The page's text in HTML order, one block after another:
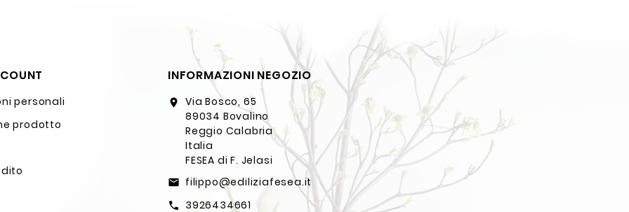
personali
prodotto
INFORMAZIONI NEGOZIO
location_on
Via Bosco, 65
89034 Bovalino
Reggio Calabria
Italia
FESEA di F. Jelasi
email filippo@ediliziafesea.it
call 3926434661